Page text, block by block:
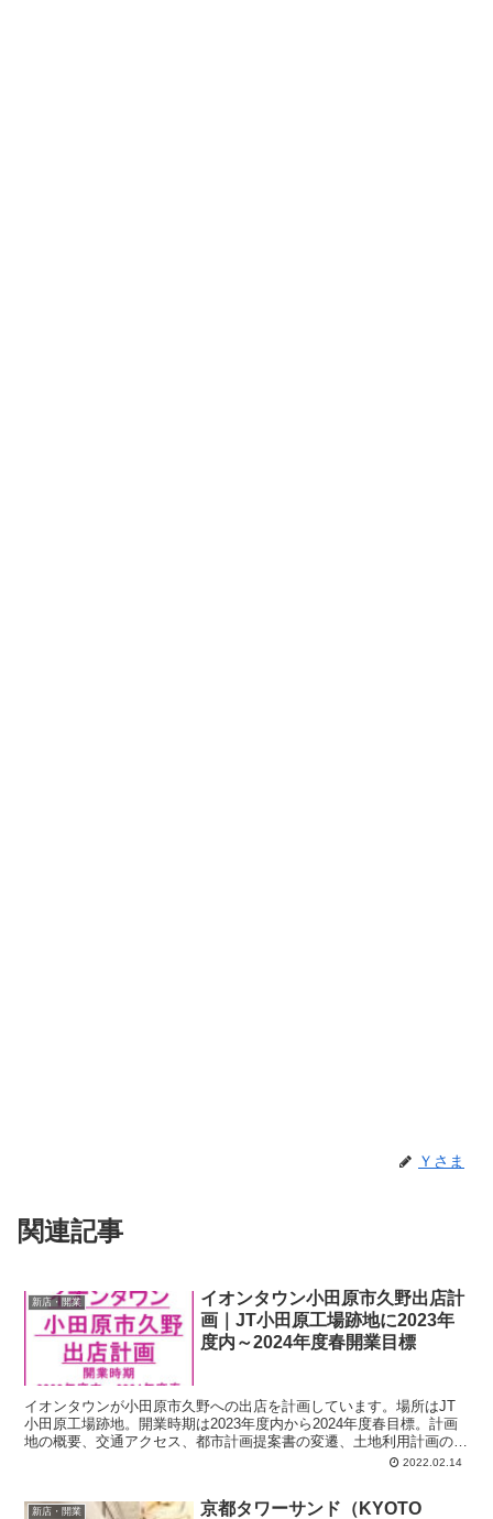
Ｙさま
関連記事
新店・開業
イオンタウン小田原市久野出店計
画｜JT小田原工場跡地に2023年
度内～2024年度春開業目標
イオンタウンが小田原市久野への出店を計画しています。場所はJT
小田原工場跡地。開業時期は2023年度内から2024年度春目標。計画
地の概要、交通アクセス、都市計画提案書の変遷、土地利用計画の変
遷、ここまでの流れのおさらい、今後のスケジュール、などをアップ
2022.02.14
新店・開業
京都タワーサンド（KYOTO